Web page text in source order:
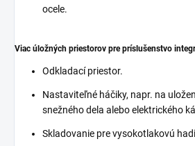
ocele.
Viac úložných priestorov pre príslušenstvo
Odkladací priestor.
Nastaviteľné háčiky, napr. na
snežného dela alebo elektrického
Skladovanie pre vysokotlakovú